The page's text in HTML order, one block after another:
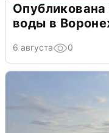
воды в
6 августа 0